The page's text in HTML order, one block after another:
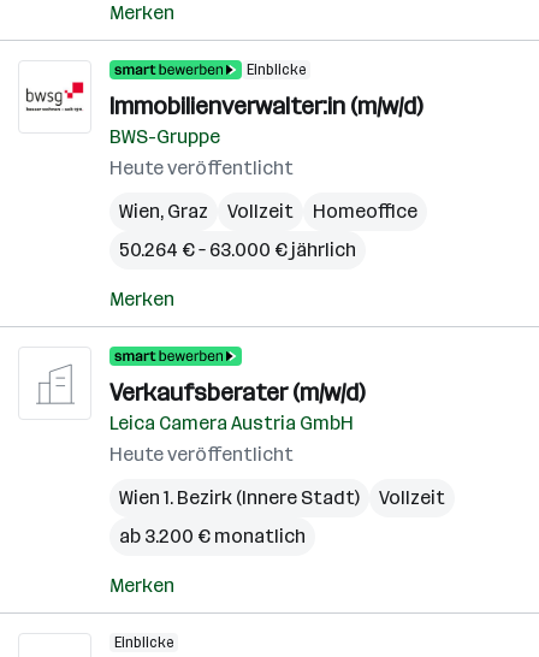
Merken
Einblicke
Immobilienverwalter:in (m/w/d)
BWS-Gruppe
Heute veröffentlicht
Wien, Graz Vollzeit
Homeoffice
50.264 € – 63.000 € jährlich
Merken
Verkaufsberater (m/w/d)
Leica Camera Austria GmbH
Heute veröffentlicht
Wien 1. Bezirk (Innere Stadt)
Vollzeit
ab 3.200 € monatlich
Merken
Einblicke